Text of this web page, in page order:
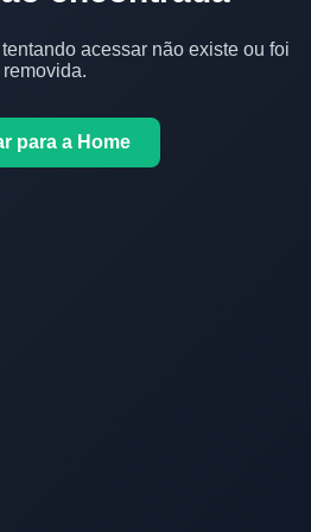
acessar não existe ou foi
removida.
para a Home